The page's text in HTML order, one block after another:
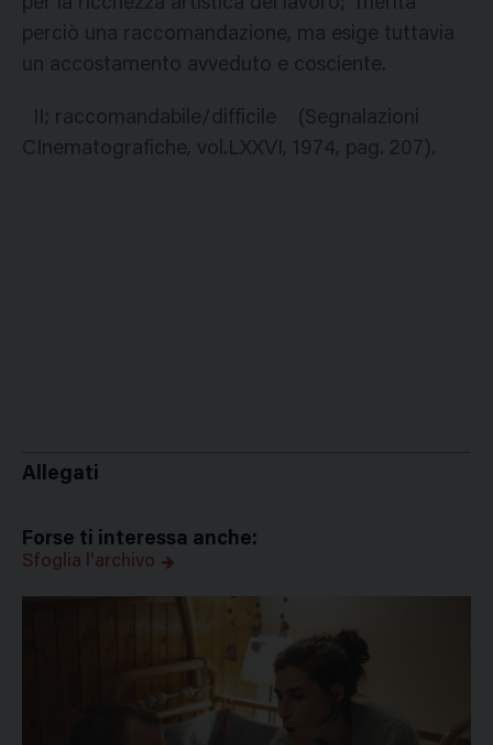
perciò una raccomandazione, ma esige tuttavia
un accostamento avveduto e cosciente.
II; raccomandabile/difficile (Segnalazioni
CInematografiche, vol.LXXVI, 1974, pag. 207).
Allegati
Forse ti interessa anche:
Sfoglia l'archivo